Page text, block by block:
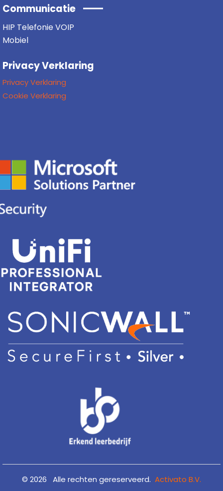
Communicatie
HIP Telefonie VOIP
Mobiel
Privacy Verklaring
Privacy Verklaring
Cookie Verklaring
© 2026 Alle rechten gereserveerd. Activato B.V.